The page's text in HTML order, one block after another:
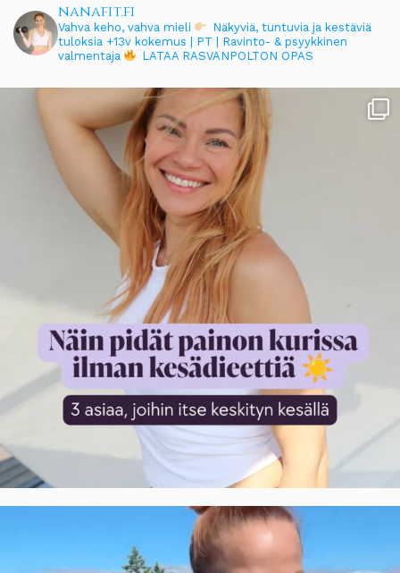
nanafit.fi
Vahva keho, vahva mieli
Näkyviä, tuntuvia ja kestäviä
tuloksia +13v kokemus | PT | Ravinto- & psyykkinen
valmentaja
LATAA RASVANPOLTON OPAS